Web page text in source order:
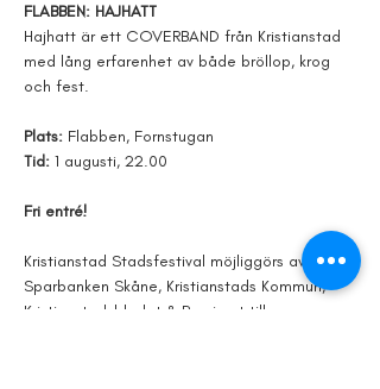
FLABBEN: HAJHATT
Hajhatt är ett COVERBAND från Kristianstad
med lång erfarenhet av både bröllop, krog
och fest.
Plats: Flabben, Fornstugan
Tid: 1 augusti, 22.00
Fri entré!
Kristianstad Stadsfestival möjliggörs av
Sparbanken Skåne, Kristianstads Kommun,
Kristianstadsbladet & Ramirent tillsammans